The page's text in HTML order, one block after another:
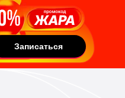
Записаться
Записаться